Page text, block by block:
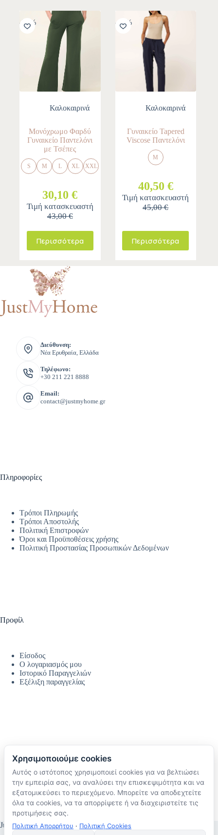
-30%
Καλοκαιρινά
Μονόχρωμο Φαρδύ
Γυναικείο Παντελόνι
με Τσέπες
S M L XL XXL
30,10 €
Τιμή κατασκευαστή
43,00 €
Περισσότερα
-10%
Καλοκαιρινά
Γυναικείο Tapered
Viscose Παντελόνι
M
40,50 €
Τιμή κατασκευαστή
45,00 €
Περισσότερα
Διεύθυνση:
Νέα Ερυθραία, Ελλάδα
Τηλέφωνο:
+30 211 221 8888
Email:
contact@justmyhome.gr
Πληροφορίες
Τρόποι Πληρωμής
Τρόποι Αποστολής
Πολιτική Επιστροφών
Όροι και Προϋποθέσεις χρήσης
Πολιτική Προστασίας Προσωπικών Δεδομένων
Προφίλ
Είσοδος
Ο λογαριασμός μου
Ιστορικό Παραγγελιών
Εξέλιξη παραγγελίας
Ακολουθήστε μας
TikTok
Instagram
Facebook
JustMyHome © Copyright 2026
Χρησιμοποιούμε cookies
Αυτός ο ιστότοπος χρησιμοποιεί cookies για να βελτιώσει
την εμπειρία σας, να αναλύσει την επισκεψιμότητα και να
εξατομικεύσει το περιεχόμενο. Μπορείτε να αποδεχτείτε
όλα τα cookies, να τα απορρίψετε ή να διαχειριστείτε τις
προτιμήσεις σας.
Πολιτική Απορρήτου · Πολιτική Cookies